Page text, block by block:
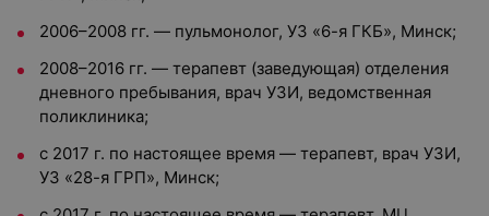
2006–2008 гг. — пульмонолог, УЗ «6-я ГКБ», Минск;
2008–2016 гг. — терапевт (заведующая) отделения
дневного пребывания, врач УЗИ, ведомственная
поликлиника;
с 2017 г. по настоящее время — терапевт, врач УЗИ,
УЗ «28-я ГРП», Минск;